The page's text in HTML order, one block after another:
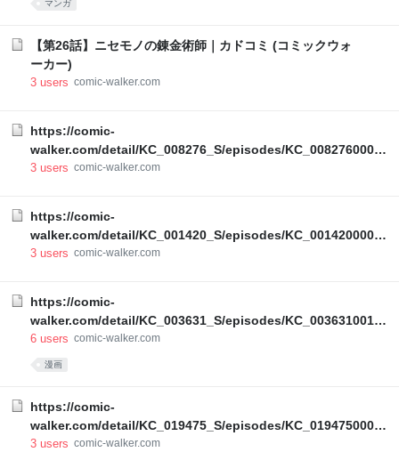
マンガ
【第26話】ニセモノの錬金術師｜カドコミ (コミックウォ
ーカー)
3 users comic-walker.com
https://comic-
walker.com/detail/KC_008276_S/episodes/KC_00827600009
00021_E?episodeType=latest
3 users comic-walker.com
https://comic-
walker.com/detail/KC_001420_S/episodes/KC_00142000080
00011_E?episodeType=latest
3 users comic-walker.com
https://comic-
walker.com/detail/KC_003631_S/episodes/KC_00363100128
00011_E?episodeType=latest
6 users comic-walker.com
漫画
https://comic-
walker.com/detail/KC_019475_S/episodes/KC_01947500002
00011_E?episodeType=latest
3 users comic-walker.com